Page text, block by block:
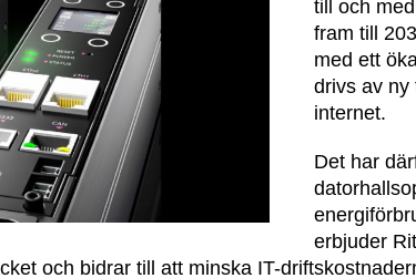
till och
fram till
med ett
drivs av ny
internet.
Det har
erbjuder
och bidrar till att minska IT-